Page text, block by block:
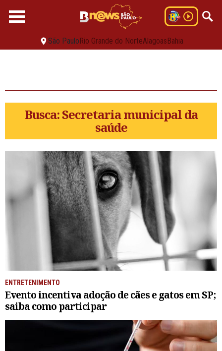
São PauloRio Grande do NorteAlagoasBahia
Busca: Secretaria municipal da
saúde
ENTRETENIMENTO
Evento incentiva adoção de cães e gatos em SP;
saiba como participar